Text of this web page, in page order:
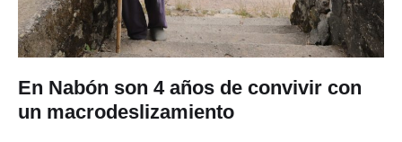
En Nabón son 4 años de convivir con
un macrodeslizamiento